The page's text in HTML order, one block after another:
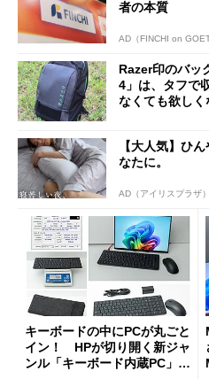
者の本質
AD（FINCHI on
Razer印のバ
4」は、タフで
なくても欲しく
【大人気】ひ
なたに。
AD（アイリスプラザ）
キーボードの中にPCが丸ごと
イン！ HPが切り開く新ジャ
ンル「キーボード内蔵PC」の